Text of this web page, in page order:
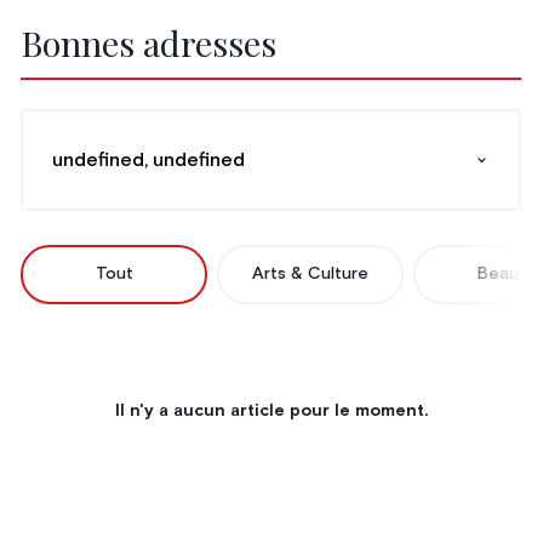
Bonnes adresses
undefined, undefined
Tout Arts & Culture Beauté
Il n'y a aucun article pour le moment.